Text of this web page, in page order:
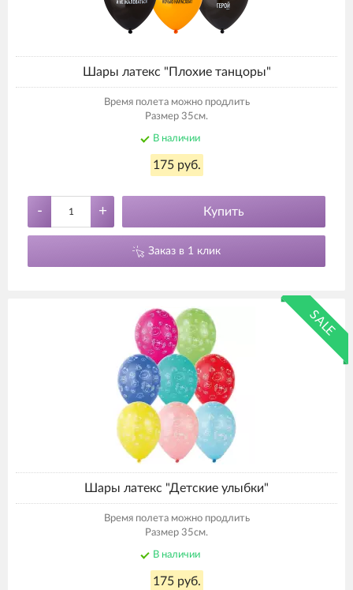
Шары латекс "Плохие танцоры"
Время полета можно продлить
Размер 35см.
В наличии
175 руб.
- + Купить
Заказ в 1 клик
SALE
Шары латекс "Детские улыбки"
Время полета можно продлить
Размер 35см.
В наличии
175 руб.